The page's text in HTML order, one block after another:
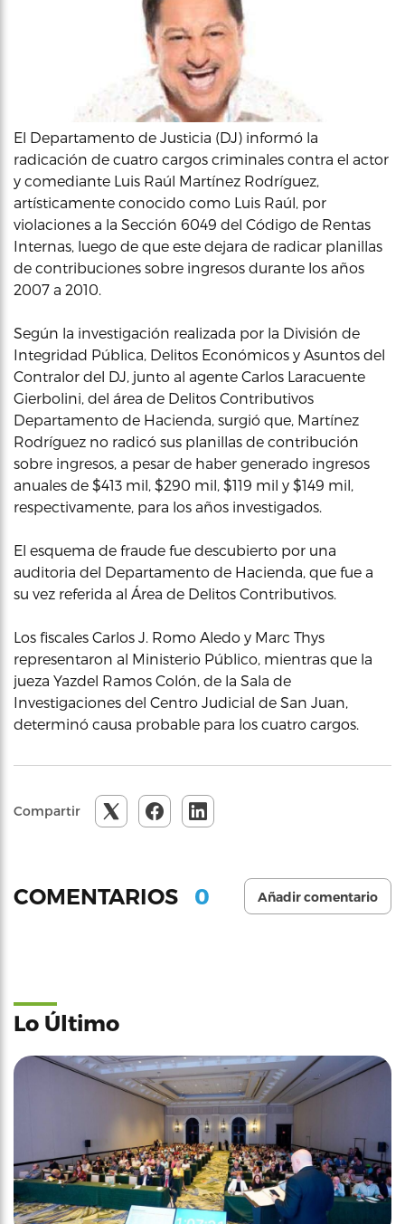
El Departamento de Justicia (DJ) informó la
radicación de cuatro cargos criminales contra el actor
y comediante Luis Raúl Martínez Rodríguez,
artísticamente conocido como Luis Raúl, por
violaciones a la Sección 6049 del Código de Rentas
Internas, luego de que este dejara de radicar planillas
de contribuciones sobre ingresos durante los años
2007 a 2010.
Según la investigación realizada por la División de
Integridad Pública, Delitos Económicos y Asuntos del
Contralor del DJ, junto al agente Carlos Laracuente
Gierbolini, del área de Delitos Contributivos
Departamento de Hacienda, surgió que, Martínez
Rodríguez no radicó sus planillas de contribución
sobre ingresos, a pesar de haber generado ingresos
anuales de $413 mil, $290 mil, $119 mil y $149 mil,
respectivamente, para los años investigados.
El esquema de fraude fue descubierto por una
auditoria del Departamento de Hacienda, que fue a
su vez referida al Área de Delitos Contributivos.
Los fiscales Carlos J. Romo Aledo y Marc Thys
representaron al Ministerio Público, mientras que la
jueza Yazdel Ramos Colón, de la Sala de
Investigaciones del Centro Judicial de San Juan,
determinó causa probable para los cuatro cargos.
Compartir
COMENTARIOS 0 Añadir comentario
Lo Último